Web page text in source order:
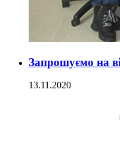
Запрошуємо на
13.11.2020